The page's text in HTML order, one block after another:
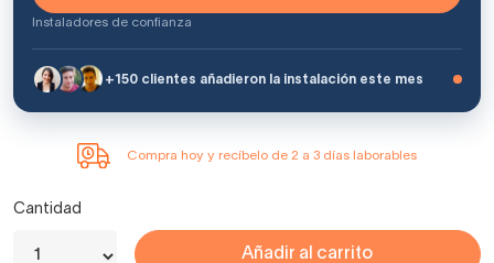
Instaladores de confianza
+150 clientes añadieron la instalación este mes
Compra hoy y recíbelo de 2 a 3 días laborables
Cantidad
Añadir al carrito